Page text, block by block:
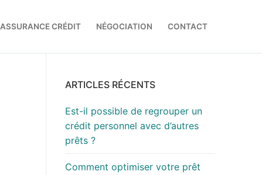
ASSURANCE CRÉDIT NÉGOCIATION CONTACT
ARTICLES RÉCENTS
Est-il possible de regrouper un
crédit personnel avec d’autres
prêts ?
Comment optimiser votre prêt